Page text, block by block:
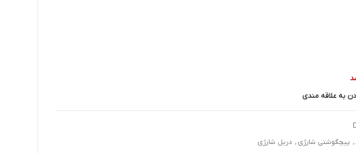
به علاقه مندی
, پیچگوشتی شارژی , دريل شارژي